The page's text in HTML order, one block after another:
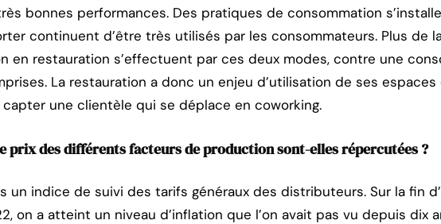
bonnes performances. Des pratiques de consommation
continuent d’être très utilisés par les consommateurs. Plus de
en restauration s’effectuent par ces deux modes, contre une
La restauration a donc un enjeu d’utilisation de ses espaces
capter une clientèle qui se déplace en coworking.
prix des différents facteurs de production sont-elles répercutées ?
un indice de suivi des tarifs généraux des distributeurs. Sur la fin
on a atteint un niveau d’inflation que l’on avait pas vu depuis dix